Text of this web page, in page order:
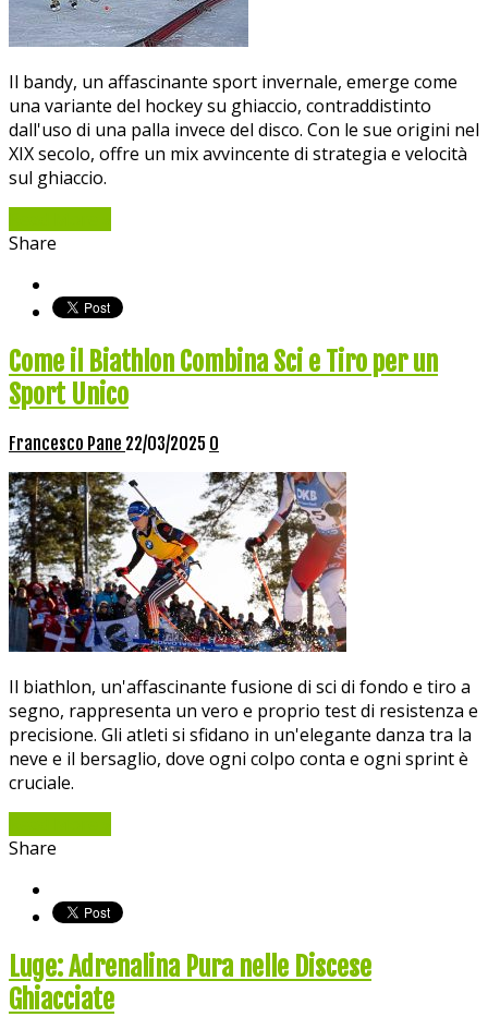
Il bandy, un affascinante sport invernale, emerge come
una variante del hockey su ghiaccio, contraddistinto
dall'uso di una palla invece del disco. Con le sue origini nel
XIX secolo, offre un mix avvincente di strategia e velocità
sul ghiaccio.
Share
Come il Biathlon Combina Sci e Tiro per un
Sport Unico
Francesco Pane 22/03/2025 0
Il biathlon, un'affascinante fusione di sci di fondo e tiro a
segno, rappresenta un vero e proprio test di resistenza e
precisione. Gli atleti si sfidano in un'elegante danza tra la
neve e il bersaglio, dove ogni colpo conta e ogni sprint è
cruciale.
Share
Luge: Adrenalina Pura nelle Discese
Ghiacciate